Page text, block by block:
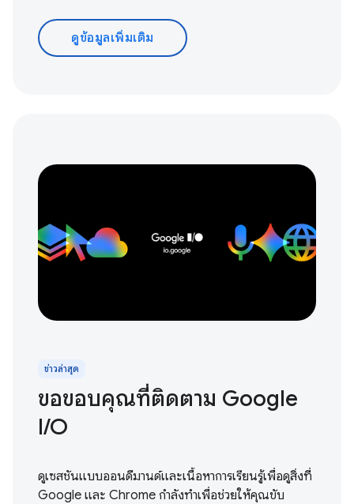
ดูข้อมูลเพิ่มเติม
ข่าวล่าสุด
ขอขอบคุณที่ติดตาม Google
I / O
ดูเซสชันแบบออนดีมานด์และเนื้อหาการเรียนรู้เพื่อดูสิ่งที่
Google และ Chrome กำลังทำเพื่อช่วยให้คุณขับ